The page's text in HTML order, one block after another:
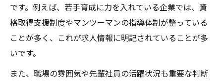
です。例えば、若手育成に力を入れている企業では、資
格取得支援制度やマンツーマンの指導体制が整っている
ことが多く、これが求人情報に明記されていることが多
いです。
また、職場の雰囲気や先輩社員の活躍状況も重要な判断